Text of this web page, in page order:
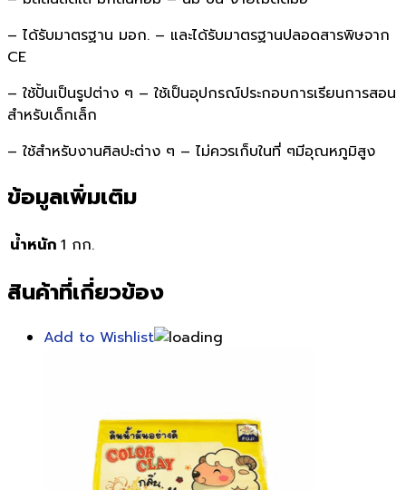
– ได้รับมาตรฐาน มอก. – และได้รับมาตรฐานปลอดสารพิษจาก
CE
– ใช้ปั้นเป็นรูปต่าง ๆ – ใช้เป็นอุปกรณ์ประกอบการเรียนการสอน
สำหรับเด็กเล็ก
– ใช้สำหรับงานศิลปะต่าง ๆ – ไม่ควรเก็บในที่ ๆมีอุณหภูมิสูง
ข้อมูลเพิ่มเติม
น้ำหนัก 1 กก.
สินค้าที่เกี่ยวข้อง
Add to Wishlist